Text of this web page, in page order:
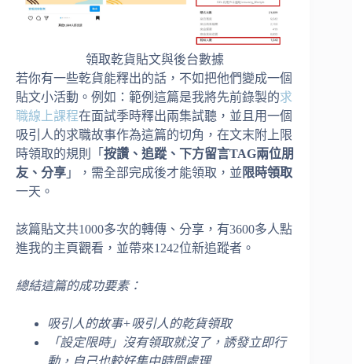
領取乾貨貼文與後台數據
若你有一些乾貨能釋出的話，不如把他們變成一個
貼文小活動。例如：範例這篇是我將先前錄製的求
職線上課程在面試季時釋出兩集試聽，並且用一個
吸引人的求職故事作為這篇的切角，在文末附上限
時領取的規則「 按讚、追蹤、下方留言TAG兩位朋
友、分享 」，需全部完成後才能領取，並 限時領取
一天。
該篇貼文共1000多次的轉傳、分享，有3600多人點
進我的主頁觀看，並帶來1242位新追蹤者。
總結這篇的成功要素：
吸引人的故事+吸引人的乾貨領取
「設定限時」沒有領取就沒了，誘發立即行